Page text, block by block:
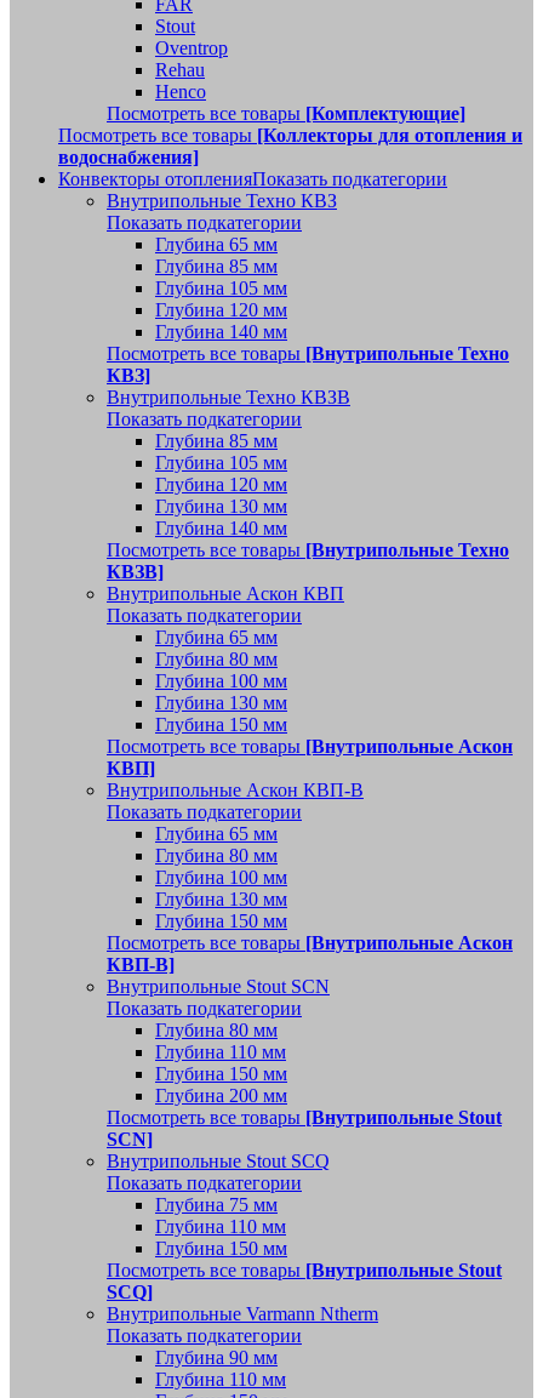
FAR
Stout
Oventrop
Rehau
Henco
Посмотреть все товары [Комплектующие]
Посмотреть все товары [Коллекторы для отопления и
водоснабжения]
Конвекторы отопленияПоказать подкатегории
Внутрипольные Техно КВЗ
Показать подкатегории
Глубина 65 мм
Глубина 85 мм
Глубина 105 мм
Глубина 120 мм
Глубина 140 мм
Посмотреть все товары [Внутрипольные Техно
КВЗ]
Внутрипольные Техно КВЗВ
Показать подкатегории
Глубина 85 мм
Глубина 105 мм
Глубина 120 мм
Глубина 130 мм
Глубина 140 мм
Посмотреть все товары [Внутрипольные Техно
КВЗВ]
Внутрипольные Аскон КВП
Показать подкатегории
Глубина 65 мм
Глубина 80 мм
Глубина 100 мм
Глубина 130 мм
Глубина 150 мм
Посмотреть все товары [Внутрипольные Аскон
КВП]
Внутрипольные Аскон КВП-В
Показать подкатегории
Глубина 65 мм
Глубина 80 мм
Глубина 100 мм
Глубина 130 мм
Глубина 150 мм
Посмотреть все товары [Внутрипольные Аскон
КВП-В]
Внутрипольные Stout SCN
Показать подкатегории
Глубина 80 мм
Глубина 110 мм
Глубина 150 мм
Глубина 200 мм
Посмотреть все товары [Внутрипольные Stout
SCN]
Внутрипольные Stout SCQ
Показать подкатегории
Глубина 75 мм
Глубина 110 мм
Глубина 150 мм
Посмотреть все товары [Внутрипольные Stout
SCQ]
Внутрипольные Varmann Ntherm
Показать подкатегории
Глубина 90 мм
Глубина 110 мм